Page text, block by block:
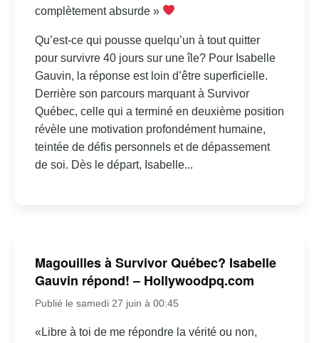
complètement absurde »
Qu’est-ce qui pousse quelqu’un à tout quitter
pour survivre 40 jours sur une île? Pour Isabelle
Gauvin, la réponse est loin d’être superficielle.
Derrière son parcours marquant à Survivor
Québec, celle qui a terminé en deuxième position
révèle une motivation profondément humaine,
teintée de défis personnels et de dépassement
de soi. Dès le départ, Isabelle...
Magouilles à Survivor Québec? Isabelle
Gauvin répond! – Hollywoodpq.com
Publié le samedi 27 juin à 00:45
«Libre à toi de me répondre la vérité ou non,